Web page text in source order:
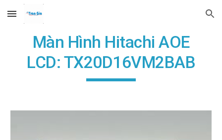
Skip to main content Skip to navigation
Màn Hình Hitachi AOE
LCD: TX20D16VM2BAB